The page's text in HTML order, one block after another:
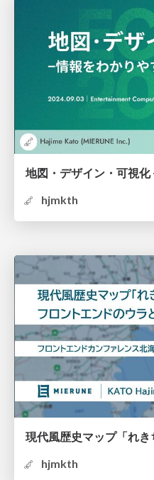
hjmkth
hjmkth